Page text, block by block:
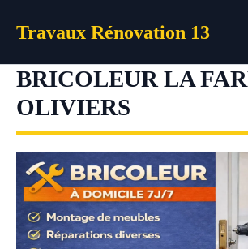
Travaux Rénovation 13
BRICOLEUR LA
OLIVIERS